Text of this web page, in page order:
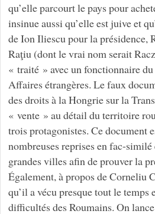
qu’elle parcourt le pays pour
insinue aussi qu’elle est juive et
de Ion Iliescu pour la présidence,
Raţiu (dont le vrai nom serait
« traité » avec un fonctionnaire
Affaires étrangères. Le faux
des droits à la Hongrie sur la
« vente » au détail du territoire
trois protagonistes. Ce document
nombreuses reprises en fac-
grandes villes afin de prouver la
Également, à propos de Corneliu
qu’il a vécu presque tout le temps
difficultés des Roumains. On